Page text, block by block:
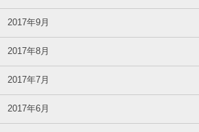
2017年9月
2017年8月
2017年7月
2017年6月